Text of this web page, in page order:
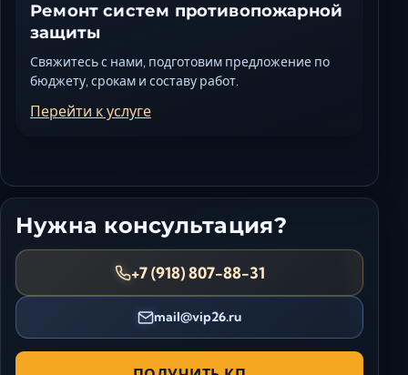
Ремонт систем противопожарной
защиты
Свяжитесь с нами, подготовим предложение по
бюджету, срокам и составу работ.
Перейти к услуге
Нужна консультация?
+7 (918) 807-88-31
mail@vip26.ru